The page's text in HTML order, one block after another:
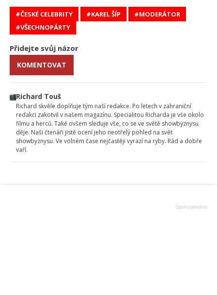
ČESKÉ CELEBRITY KAREL ŠÍP
MODERÁTOR
VŠECHNOPÁRTY
Přidejte svůj názor
KOMENTOVAT
Richard Touš
Richard skvěle doplňuje tým naší redakce. Po letech v zahraniční
redakci zakotvil v našem magazínu. Specialitou Richarda je vše okolo
filmu a herců. Také ovšem sleduje vše, co se ve světě showbyznysu
děje. Naši čtenáři jistě ocení jeho neotřelý pohled na svět
showbyznysu. Ve volném čase nejčastěji vyrazí na ryby. Rád a dobře
vaří.